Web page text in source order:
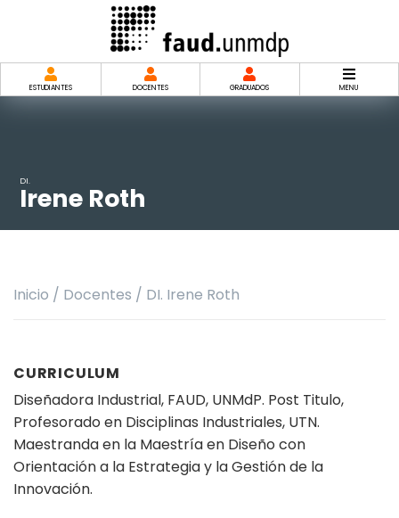
ESTUDIANTES DOCENTES GRADUADOS MENU
DI.
Irene Roth
Inicio / Docentes / DI. Irene Roth
CURRICULUM
Diseñadora Industrial, FAUD, UNMdP. Post Titulo,
Profesorado en Disciplinas Industriales, UTN.
Maestranda en la Maestría en Diseño con
Orientación a la Estrategia y la Gestión de la
Innovación.